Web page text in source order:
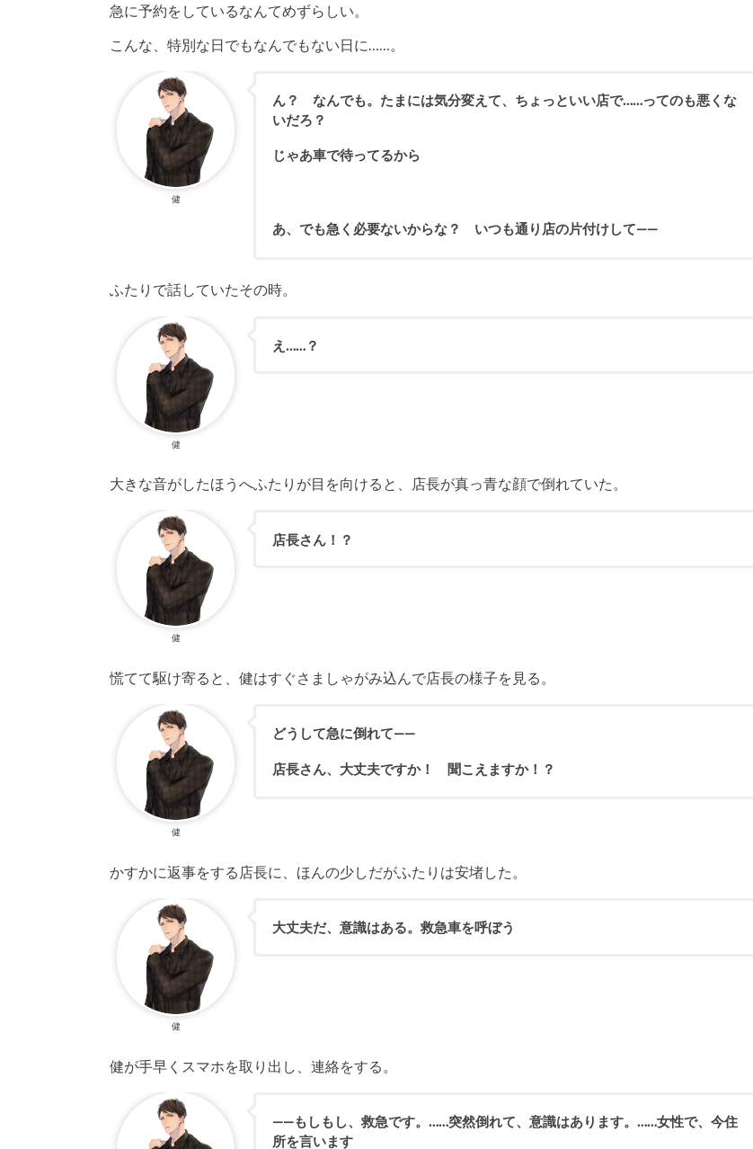
急に予約をしているなんてめずらしい。
こんな、特別な日でもなんでもない日に……。
健
ん？ なんでも。たまには気分変えて、ちょっといい店で……ってのも悪くな
いだろ？
じゃあ車で待ってるから
あ、でも急く必要ないからな？ いつも通り店の片付けして——
ふたりで話していたその時。
健
え……？
大きな音がしたほうへふたりが目を向けると、店長が真っ青な顔で倒れていた。
健
店長さん！？
慌てて駆け寄ると、健はすぐさましゃがみ込んで店長の様子を見る。
健
どうして急に倒れて——
店長さん、大丈夫ですか！ 聞こえますか！？
かすかに返事をする店長に、ほんの少しだがふたりは安堵した。
健
大丈夫だ、意識はある。救急車を呼ぼう
健が手早くスマホを取り出し、連絡をする。
——もしもし、救急です。……突然倒れて、意識はあります。……女性で、今住
所を言います